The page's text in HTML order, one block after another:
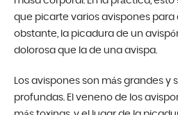
que picarte varios avispones
obstante, la picadura de un
dolorosa que la de una avispa.
Los avispones son más grandes y
profundas. El veneno de los